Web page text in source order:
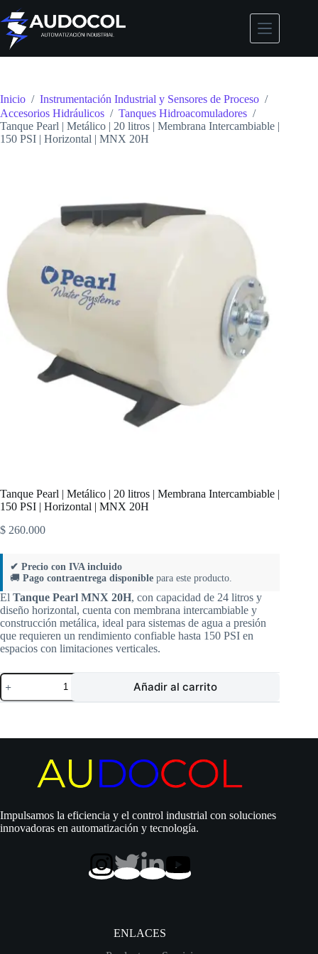
Saltar
al
contenido
Inicio / Instrumentación Industrial y Sensores de Proceso /
Accesorios Hidráulicos / Tanques Hidroacomuladores /
Tanque Pearl | Metálico | 20 litros | Membrana Intercambiable |
150 PSI | Horizontal | MNX 20H
Tanque Pearl | Metálico | 20 litros | Membrana Intercambiable |
150 PSI | Horizontal | MNX 20H
$ 260.000
✔ Precio con IVA incluido
🚚 Pago contraentrega disponible para este producto.
El Tanque Pearl MNX 20H, con capacidad de 24 litros y
diseño horizontal, cuenta con membrana intercambiable y
construcción metálica, ideal para sistemas de agua a presión
que requieren un rendimiento confiable hasta 150 PSI en
espacios con limitaciones verticales.
Tanque
Pearl
|
20
Membrana
Intercambiable
150
PSI
|
Añadir al carrito
Impulsamos la eficiencia y el control industrial con soluciones
innovadoras en automatización y tecnología.
ENLACES